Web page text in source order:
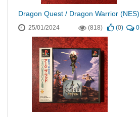
Dragon Quest / Dragon Warrior (NES)
25/01/2024 (818) (0) 0